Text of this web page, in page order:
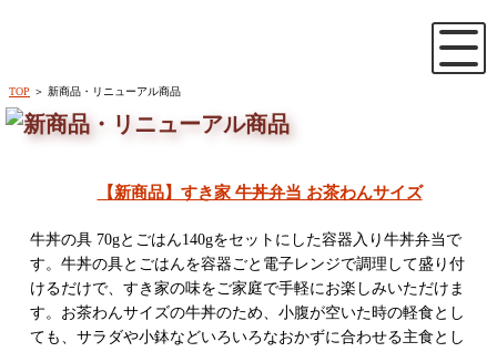
TOP ＞ 新商品・リニューアル商品
【新商品】すき家 牛丼弁当 お茶わんサイズ
牛丼の具 70gとごはん140gをセットにした容器入り牛丼弁当で
す。牛丼の具とごはんを容器ごと電子レンジで調理して盛り付
けるだけで、すき家の味をご家庭で手軽にお楽しみいただけま
す。お茶わんサイズの牛丼のため、小腹が空いた時の軽食とし
ても、サラダや小鉢などいろいろなおかずに合わせる主食とし